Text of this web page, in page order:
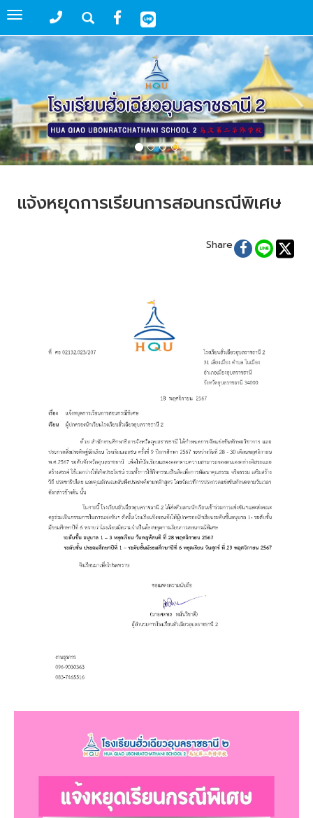
Toggle
navigation
แจ้งหยุดการเรียนการสอนกรณีพิเศษ
Share